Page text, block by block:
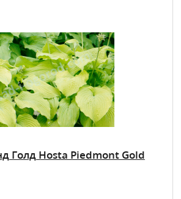
Голд Hosta Piedmont Gold